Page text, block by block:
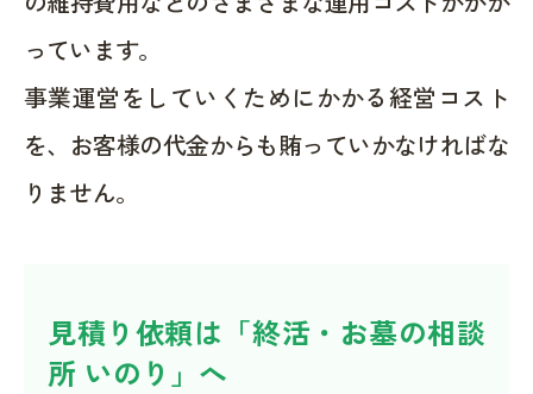
っています。
事業運営をしていくためにかかる経営コスト
を、お客様の代金からも賄っていかなければな
りません。
見積り依頼は「終活・お墓の相談
所 いのり」へ